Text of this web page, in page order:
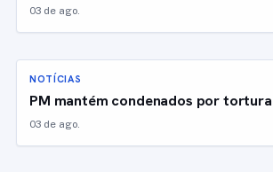
03 de ago.
NOTÍCIAS
PM mantém condenados por
03 de ago.